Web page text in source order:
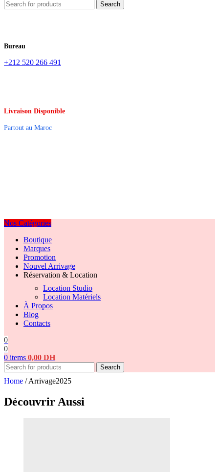
Search
Bureau
+212 520 266 491
Livraison Disponible
Partout au Maroc
Nos Catégories
Boutique
Marques
Promotion
Nouvel Arrivage
Réservation & Location
Location Studio
Location Matériels
À Propos
Blog
Contacts
0
0
0 items 0,00 DH
Search
Home / Arrivage2025
Découvrir Aussi